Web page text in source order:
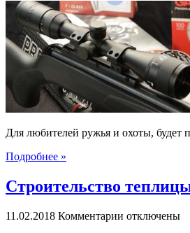
Особенности
выбора
прицела
Для любителей ружья и охоты, будет
Подробнее »
Строительство
11.02.2018 Комментарии котключены